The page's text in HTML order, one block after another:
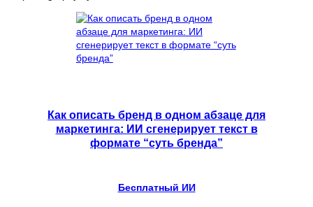
Как описать бренд в одном абзаце для
маркетинга: ИИ сгенерирует текст в
формате “суть бренда”
Бесплатный ИИ